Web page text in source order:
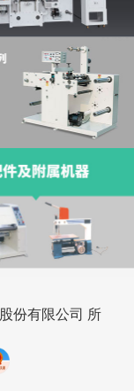
份有限公司 所